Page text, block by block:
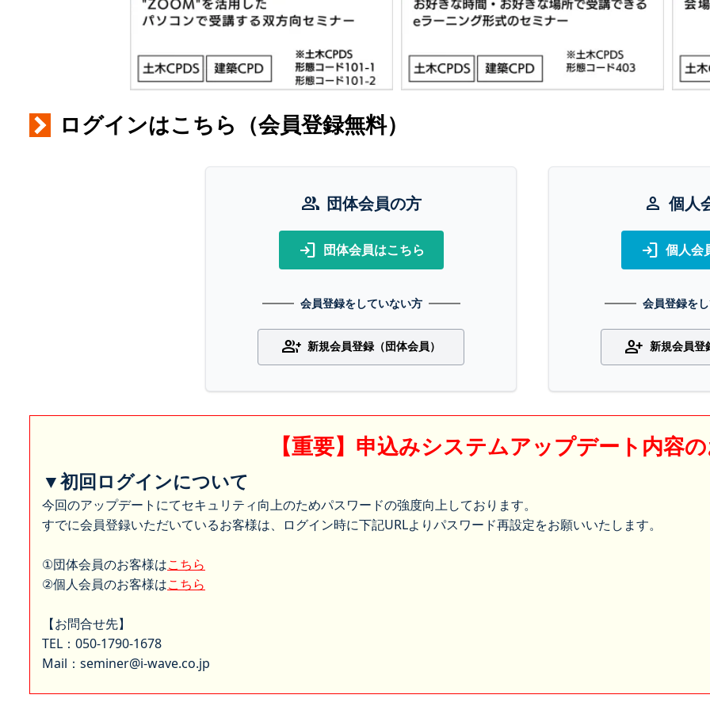
ログインはこちら（会員登録無料）
group 団体会員の方
login 団体会員はこちら
会員登録をしていない方
group_add 新規会員登録（団体会員）
person 個人
login 個人会
会員登録を
person_add 新規会員登
【重要】申込みシステムアップデート内容
▼初回ログインについて
今回のアップデートにてセキュリティ向上のためパスワードの強度向上しております。
すでに会員登録いただいているお客様は、ログイン時に下記URLよりパスワード再設定をお願いいたします。
①団体会員のお客様はこちら
②個人会員のお客様はこちら
【お問合せ先】
TEL：050-1790-1678
Mail：seminer@i-wave.co.jp